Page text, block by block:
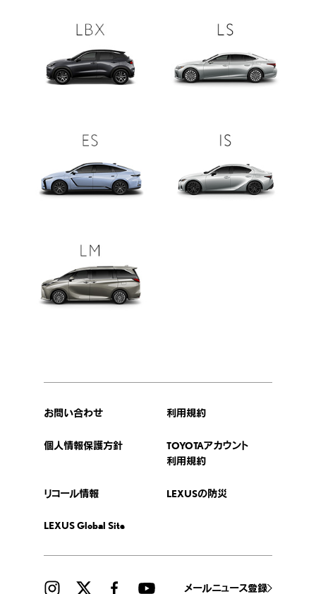
お問い合わせ 利用規約
個人情報保護方針
TOYOTAアカウント
利用規約
リコール情報 LEXUSの防災
LEXUS Global Site
メールニュース登録